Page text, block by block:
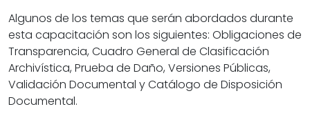
Algunos de los temas que serán abordados durante
esta capacitación son los siguientes: Obligaciones de
Transparencia, Cuadro General de Clasificación
Archivística, Prueba de Daño, Versiones Públicas,
Validación Documental y Catálogo de Disposición
Documental.